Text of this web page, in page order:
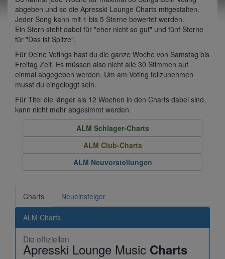
abgeben und so die Apresski Lounge Charts mitgestalten.
Jeder Song kann mit 1 bis 5 Sterne bewertet werden.
Ein Stern steht dabei für "eher nicht so gut" und fünf Sterne
für "Das ist Spitze".
Für Deine Votings hast du die ganze Woche von Samstag bis
Freitag Zeit. Es müssen also nicht alle 30 Stimmen auf
einmal abgegeben werden. Um am Voting teilzunehmen
musst du eingeloggt sein.
Für Titel die länger als 12 Wochen in den Charts dabei sind,
kann nicht mehr abgesimmt werden.
ALM Schlager-Charts
ALM Club-Charts
ALM Neuvorstellungen
Charts Neueinsteiger
ALM Charts
Die offiziellen
Apresski Lounge Music Charts